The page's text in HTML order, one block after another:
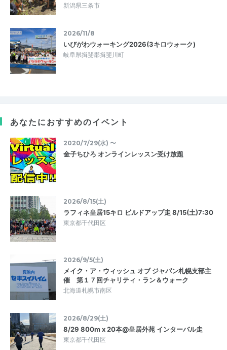
新潟県三条市
2026/11/8
いびがわウォーキング2026(3キロウォーク)
岐阜県揖斐郡揖斐川町
あなたにおすすめのイベント
2020/7/29(水) 〜
金子ちひろ オンラインレッスン受け放題
2026/8/15(土)
ラフィネ皇居15キロ ビルドアップ走 8/15(土)7:30
東京都千代田区
2026/9/5(土)
メイク・ア・ウィッシュ オブ ジャパン札幌支部主
催 第１７回チャリティ・ラン＆ウォーク
北海道札幌市南区
2026/8/29(土)
8/29 800m x 20本@皇居外苑 インターバル走
東京都千代田区